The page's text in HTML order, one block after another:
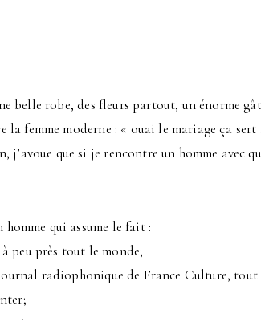
belle robe, des fleurs partout, un énorme
femme moderne : « ouai le mariage ça sert
j’avoue que si je rencontre un homme avec
qui assume le fait :
peu près tout le monde;
radiophonique de France Culture,